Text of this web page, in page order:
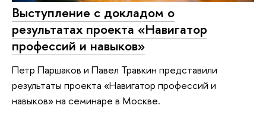
Выступление с докладом о
результатах проекта «Навигатор
профессий и навыков»
Петр Паршаков и Павел Травкин представили
результаты проекта «Навигатор профессий и
навыков» на семинаре в Москве.